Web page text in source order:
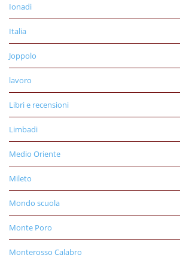
Ionadi
Italia
Joppolo
lavoro
Libri e recensioni
Limbadi
Medio Oriente
Mileto
Mondo scuola
Monte Poro
Monterosso Calabro